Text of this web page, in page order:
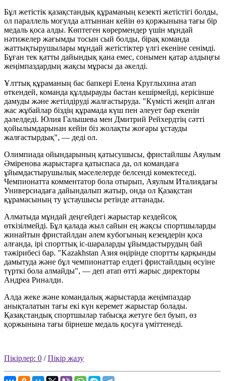
Бұл жетістік қазақстандық құраманың кезекті жетістігі болды,
ол параллель могулда алтыннан кейін өз қоржынына тағы бір
медаль қоса алды. Көптеген көрермендер үшін мұндай
нәтижелер жағымды тосын сый болды, бірақ команда
жаттықтырушылары мұндай жетістіктер үлгі екеніне сенімді.
Бұған тек қатты дайындық қана емес, сонымен қатар алдыңғы
жеңімпаздардың жақсы мұрасы да әкелді.
Ұлттық құраманың бас бапкері Елена Круглыхина атап
өткендей, команда құлдырауды бастан кешірмейді, керісінше
дамуды және жетілдіруді жалғастыруда. "Күмісті жеңіп алған
жас жұбайлар біздің құрамада күш пен әлеует бар екенін
дәлелдеді. Юлия Галышева мен Дмитрий Рейхердтің сәтті
қойылымдарынан кейін біз жолақты жоғары ұстауды
жалғастырдық", — деді ол.
Олимпиада ойындарының қатысушысы, фристайлшы Аяулым
Әміренова жарыстарға қатыспаса да, ол командаға
ұйымдастырушылық мәселелерде белсенді көмектеседі.
Чемпионатта комментатор бола отырып, Аяулым Италиядағы
Универсиадаға дайындалып жатыр, онда ол Қазақстан
құрамасының ту ұстаушысы ретінде аттанады.
Алматыда мұндай деңгейдегі жарыстар кездейсоқ
өткізілмейді. Бұл қалада жыл сайын ең жақсы спортшыларды
жинайтын фристайлдан әлем кубогының кезеңдерін қоса
алғанда, ірі спорттық іс-шараларды ұйымдастырудың бай
тәжірибесі бар. "Kazakhstan Азия өңірінде спортты қарқынды
дамытуда және бұл чемпионаттар елдегі фристайлдың өсуіне
түрткі бола алмайды", — деп атап өтті жарыс директоры
Андреа Риналди.
Алда жеке және командалық жарыстарда жеңімпаздар
анықталатын тағы екі күн керемет жарыстар болады.
Қазақстандық спортшылар табысқа жетуге бел буып, өз
қоржынына тағы бірнеше медаль қосуға үміттенеді.
Пікірлер: 0 /Пікір жазу